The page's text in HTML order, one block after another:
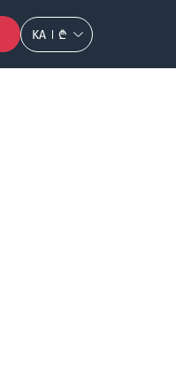
KA ₾